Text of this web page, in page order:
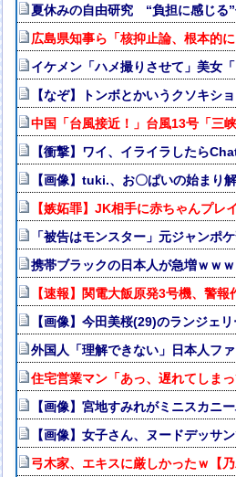
夏休みの自由研究 “負担に感じる
広島県知事ら「核抑止論、根本的に
イケメン「ハメ撮りさせて」美女
【なぞ】トンボとかいうクソキシ
中国「台風接近！」台風13号「三
【衝撃】ワイ、イライラしたら
【画像】tuki.、お〇ぱいの始まり
【嫉妬罪】JK相手に赤ちゃんプ
「被告はモンスター」元ジャンポ
携帯ブラックの日本人が急増ｗｗ
【速報】関電大飯原発3号機、警
【画像】今田美桜(29)のランジェ
外国人「理解できない」日本人フ
住宅営業マン「あっ、遅れてし
【画像】宮地すみれがミニスカニ
【画像】女子さん、ヌードデッサ
弓木家、エキスに厳しかったｗ【乃